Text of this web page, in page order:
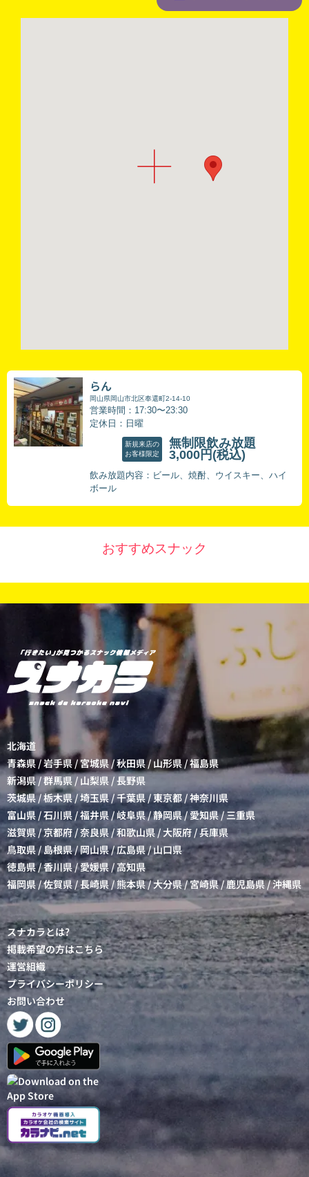
らん
岡山県岡山市北区奉還町2-14-10
営業時間：17:30〜23:30
定休日：日曜
新規来店の
お客様限定
無制限飲み放題
3,000円 (税込)
飲み放題内容：ビール、焼酎、ウイスキー、ハイ
ボール
おすすめスナック
北海道
青森県/岩手県/宮城県/秋田県 / 山形県/福島県
新潟県/群馬県 / 山梨県 /長野県
茨城県 /栃木県/埼玉県/千葉県/東京都 /神奈川県
富山県 /石川県 /福井県/岐阜県/静岡県/愛知県/三重県
滋賀県/京都府/奈良県 /和歌山県/大阪府 /兵庫県
鳥取県 / 島根県/岡山県/広島県/山口県
徳島県/香川県/愛媛県 /高知県
福岡県 /佐賀県 /長崎県/熊本県/大分県/宮崎県/鹿児島県/沖縄県
スナカラとは?
掲載希望の方はこちら
運営組織
プライバシーポリシー
お問い合わせ